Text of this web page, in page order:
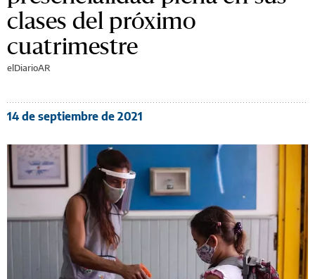
La UBA tendrá
presencialidad plena en sus
clases del próximo
cuatrimestre
elDiarioAR
14 de septiembre de 2021